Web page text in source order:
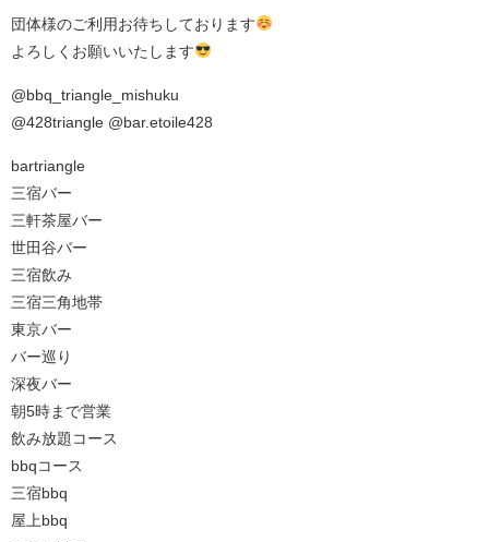
団体様のご利用お待ちしております
よろしくお願いいたします
@bbq_triangle_mishuku
@428triangle @bar.etoile428
bartriangle
三宿バー
三軒茶屋バー
世田谷バー
三宿飲み
三宿三角地帯
東京バー
バー巡り
深夜バー
朝5時まで営業
飲み放題コース
bbqコース
三宿bbq
屋上bbq